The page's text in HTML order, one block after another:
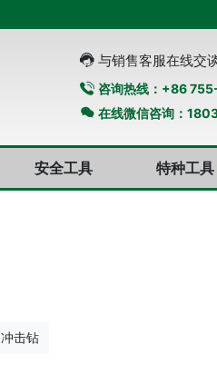
与销售客服在线交
咨询热线：+86
在线微信咨询：
安全工具 特种工具
冲击钻